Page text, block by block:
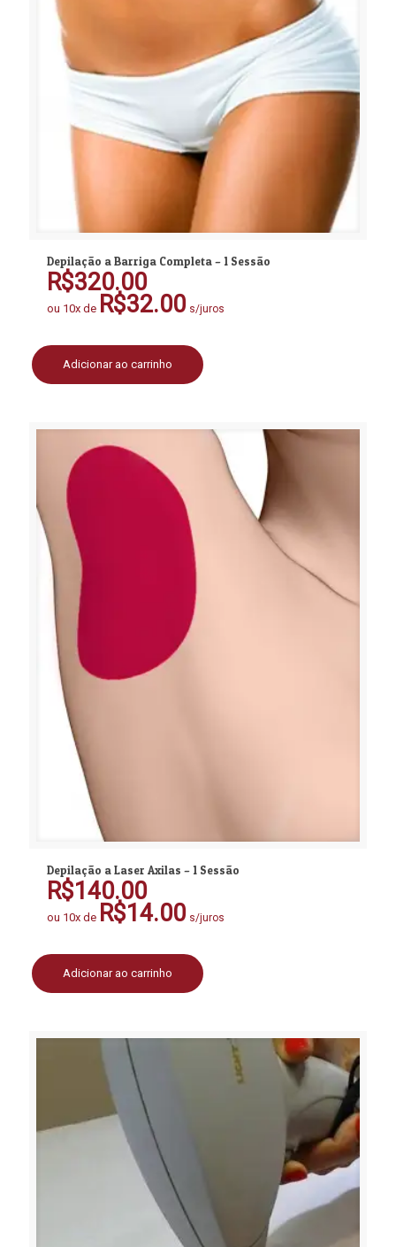
Depilação a Barriga Completa – 1 Sessão
R$320.00
ou 10x de R$32.00 s/juros
Adicionar ao carrinho
Depilação a Laser Axilas – 1 Sessão
R$140.00
ou 10x de R$14.00 s/juros
Adicionar ao carrinho